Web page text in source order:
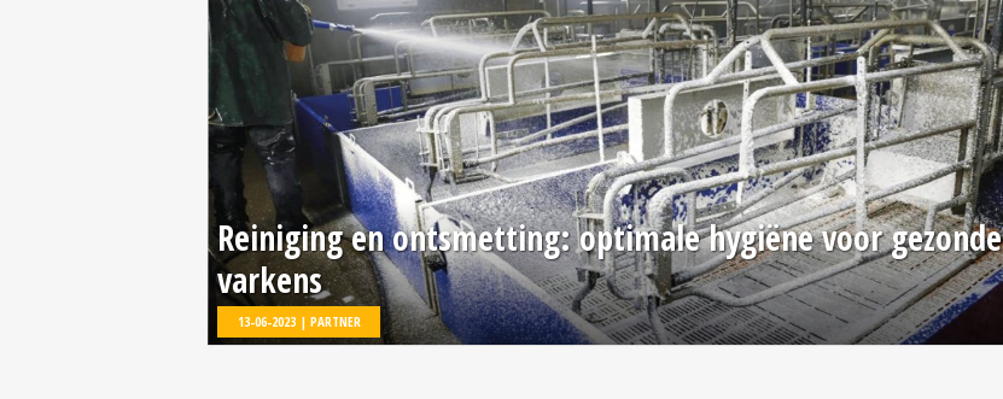
Reiniging en ontsmetting: optimale hygiëne voor gezonde
varkens
13-06-2023 | PARTNER